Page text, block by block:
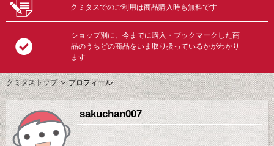
クミタスでのご利用は商品購入時も無料です
ショップ別に、今までに購入・ブックマークした商
品のうちどの商品をいま取り扱っているかがわかり
ます
クミタストップ＞ プロフィール
sakuchan007